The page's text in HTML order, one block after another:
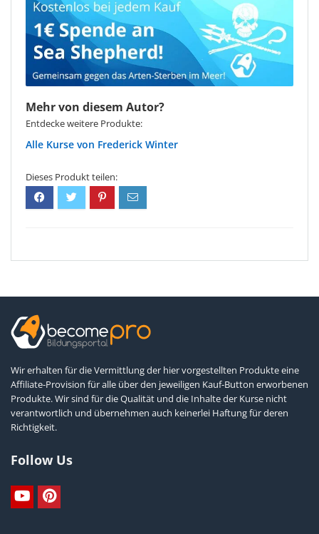
Mehr von diesem Autor?
Entdecke weitere Produkte:
Frederick Winter
Wir erhalten für die Vermittlung der hier vorgestellten Produkte eine
Affiliate-Provision für alle über den jeweiligen Kauf-Button erworbenen
Produkte. Wir sind für die Qualität und die Inhalte der Kurse nicht
verantwortlich und übernehmen auch keinerlei Haftung für deren
Richtigkeit.
Follow Us